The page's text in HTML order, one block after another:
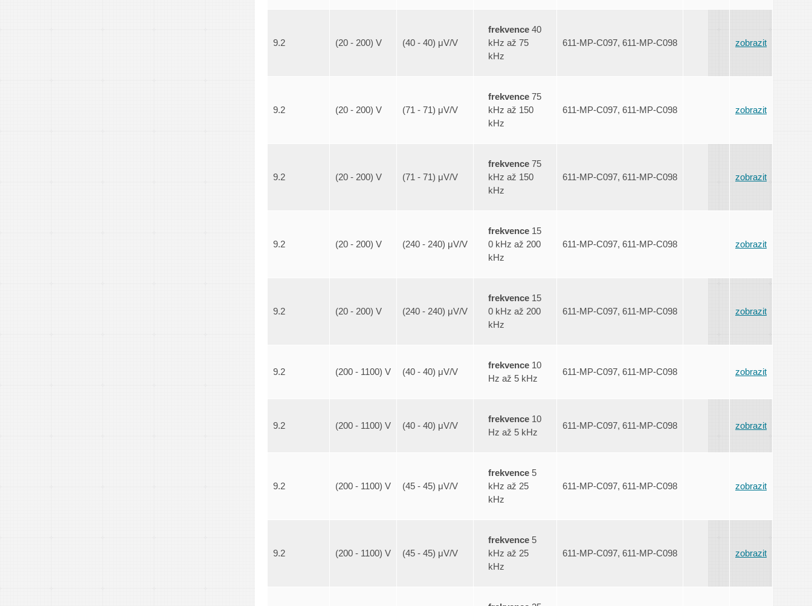
9.2 (20 - 200) V (40 - 40) μV/V
frekvence 40
kHz až 75
kHz
611-MP-C097, 611-MP-C098 zobrazit
9.2 (20 - 200) V (71 - 71) μV/V
frekvence 75
kHz až 150
kHz
611-MP-C097, 611-MP-C098 zobrazit
9.2 (20 - 200) V (71 - 71) μV/V
frekvence 75
kHz až 150
kHz
611-MP-C097, 611-MP-C098 zobrazit
9.2 (20 - 200) V (240 - 240) μV/V
frekvence 15
0 kHz až 200
kHz
611-MP-C097, 611-MP-C098 zobrazit
9.2 (20 - 200) V (240 - 240) μV/V
frekvence 15
0 kHz až 200
kHz
611-MP-C097, 611-MP-C098 zobrazit
9.2 (200 - 1100) V (40 - 40) μV/V
frekvence 10
Hz až 5 kHz
611-MP-C097, 611-MP-C098 zobrazit
9.2 (200 - 1100) V (40 - 40) μV/V
frekvence 10
Hz až 5 kHz
611-MP-C097, 611-MP-C098 zobrazit
9.2 (200 - 1100) V (45 - 45) μV/V
frekvence 5
kHz až 25
kHz
611-MP-C097, 611-MP-C098 zobrazit
9.2 (200 - 1100) V (45 - 45) μV/V
frekvence 5
kHz až 25
kHz
611-MP-C097, 611-MP-C098 zobrazit